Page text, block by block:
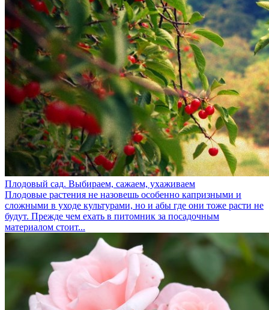
Плодовый сад. Выбираем, сажаем, ухаживаем
Плодовые растения не назовешь особенно капризными и
сложными в уходе культурами, но и абы где они тоже расти не
будут. Прежде чем ехать в питомник за посадочным
материалом стоит...